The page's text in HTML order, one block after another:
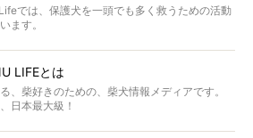
では、保護犬を一頭でも多く救うための活動
ます。
LIFEとは
、柴好きのための、柴犬情報メディアです。
日本最大級！